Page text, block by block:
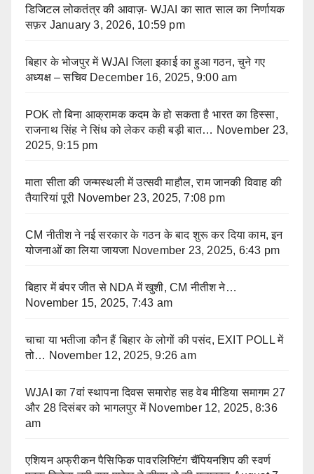
डिजिटल लोकतंत्र की आवाज़- WJAI का सात साल का निर्णायक
सफ़र January 3, 2026, 10:59 pm
बिहार के भोजपुर में WJAI जिला इकाई का हुआ गठन, चुने गए
अध्यक्ष – सचिव December 16, 2025, 9:00 am
POK तो बिना आक्रामक कदम के हो सकता है भारत का हिस्सा,
राजनाथ सिंह ने सिंध को लेकर कही बड़ी बात… November 23,
2025, 9:15 pm
माता सीता की जन्मस्थली में उत्सवी माहौल, राम जानकी विवाह की
तैयारियां पूरी November 23, 2025, 7:08 pm
CM नीतीश ने नई सरकार के गठन के बाद शुरू कर दिया काम, इन
योजनाओं का लिया जायजा November 23, 2025, 6:43 pm
बिहार में बंपर जीत से NDA में खुशी, CM नीतीश ने…
November 15, 2025, 7:43 am
चाचा या भतीजा कौन हैं बिहार के लोगों की पसंद, EXIT POLL में
तो… November 12, 2025, 9:26 am
WJAI का 7वां स्थापना दिवस समारोह सह वेब मीडिया समागम 27
और 28 दिसंबर को भागलपुर में November 12, 2025, 8:36
am
एशियन अफ्रीकन पैसिफिक पावरलिफ्टिंग चैंपियनशिप की स्वर्ण